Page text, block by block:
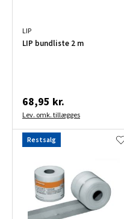
LIP
LIP bundliste 2 m
68,95 kr.
Lev. omk. tillægges
Restsalg